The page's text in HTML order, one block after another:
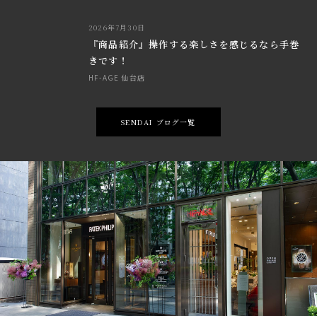
2026年7月30日
『商品紹介』操作する楽しさを感じるなら手巻
きです！
HF-AGE 仙台店
SENDAI ブログ一覧